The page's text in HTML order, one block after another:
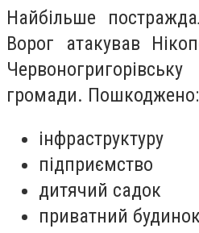
Найбільше
Ворог атакував
громади. Пошкоджено:
інфраструктуру
підприємство
дитячий садок
приватний будинок